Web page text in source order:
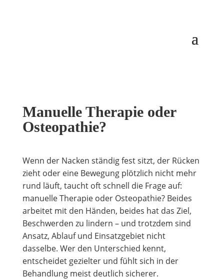
Manuelle Therapie oder
Osteopathie?
Wenn der Nacken ständig fest sitzt, der Rücken
zieht oder eine Bewegung plötzlich nicht mehr
rund läuft, taucht oft schnell die Frage auf:
manuelle Therapie oder Osteopathie? Beides
arbeitet mit den Händen, beides hat das Ziel,
Beschwerden zu lindern – und trotzdem sind
Ansatz, Ablauf und Einsatzgebiet nicht
dasselbe. Wer den Unterschied kennt,
entscheidet gezielter und fühlt sich in der
Behandlung meist deutlich sicherer.